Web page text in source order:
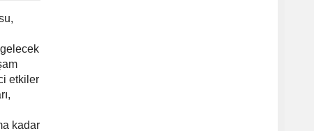
etkiler
kadar